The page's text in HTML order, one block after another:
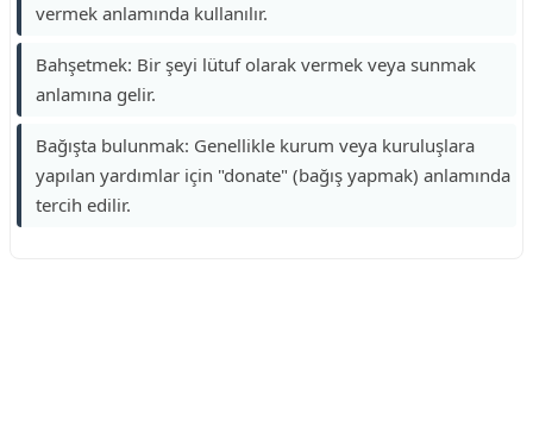
vermek anlamında kullanılır.
Bahşetmek: Bir şeyi lütuf olarak vermek veya sunmak
anlamına gelir.
Bağışta bulunmak: Genellikle kurum veya kuruluşlara
yapılan yardımlar için "donate" (bağış yapmak) anlamında
tercih edilir.